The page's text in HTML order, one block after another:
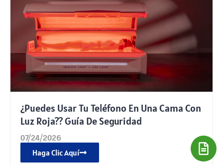
¿Puedes Usar Tu Teléfono En Una Cama Con
Luz Roja?? Guía De Seguridad
07/24/2026
Haga Clic Aquí